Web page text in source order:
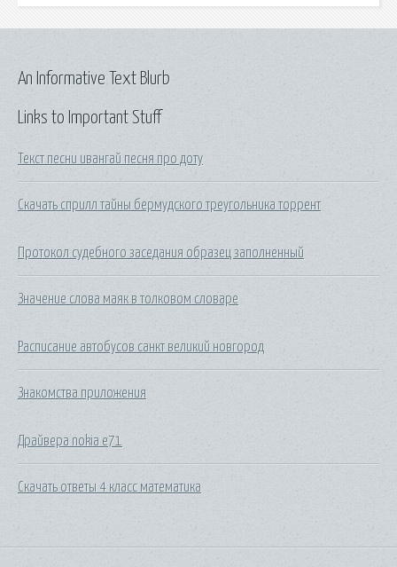
Links to Important Stuff
Текст песни ивангай песня про доту
Скачать сприлл тайны бермудского треугольника торрент
Протокол судебного заседания образец заполненный
Значение слова маяк в толковом словаре
Расписание автобусов санкт великий новгород
Знакомства приложения
Драйвера nokia e71
Скачать ответы 4 класс математика
An Informative Text Blurb